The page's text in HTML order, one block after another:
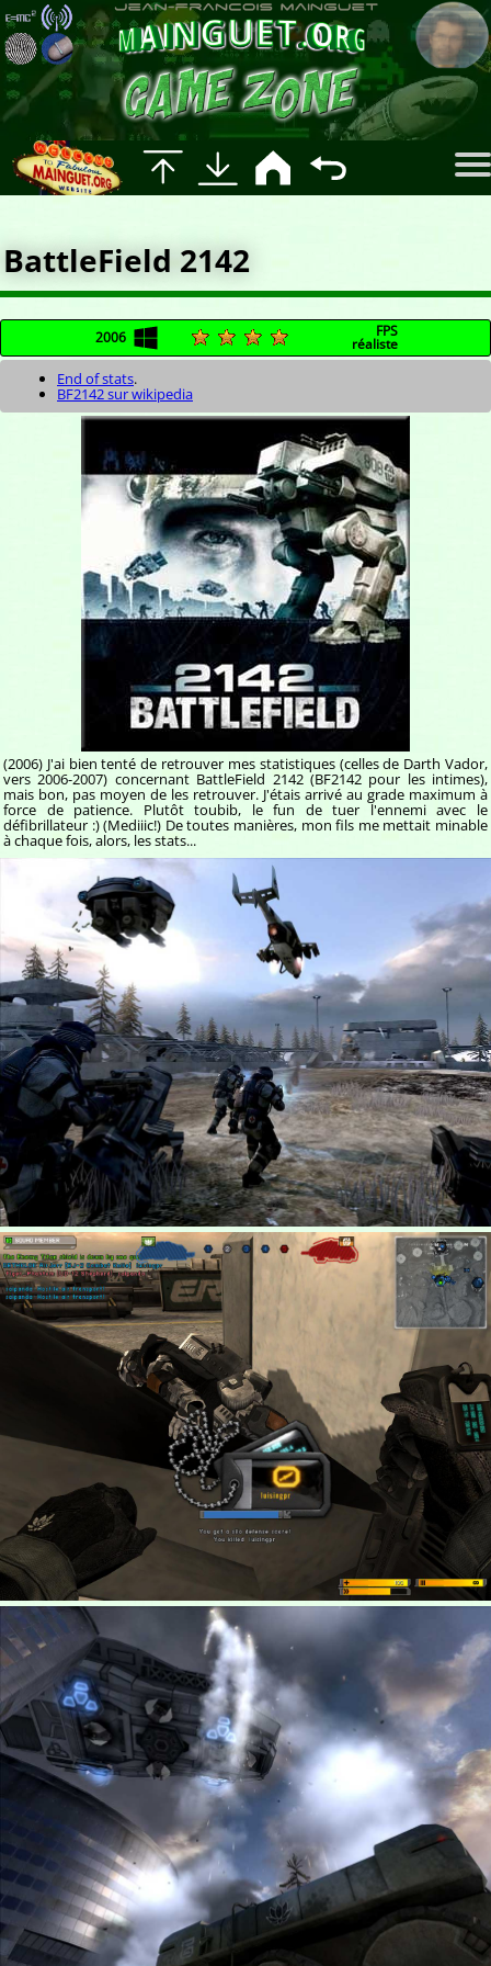
BattleField 2142
2006 FPS
réaliste
End of stats.
BF2142 sur wikipedia
(2006) J'ai bien tenté de retrouver mes statistiques (celles de Darth Vador,
vers 2006-2007) concernant BattleField 2142 (BF2142 pour les intimes),
mais bon, pas moyen de les retrouver. J'étais arrivé au grade maximum à
force de patience. Plutôt toubib, le fun de tuer l'ennemi avec le
défibrillateur :) (Mediiic!) De toutes manières, mon fils me mettait minable
à chaque fois, alors, les stats...